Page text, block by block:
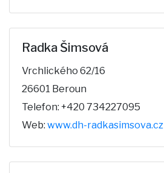
Radka Šimsová
Vrchlického 62/16
26601 Beroun
Telefon: +420 734227095
Web: www.dh-radkasimsova.cz